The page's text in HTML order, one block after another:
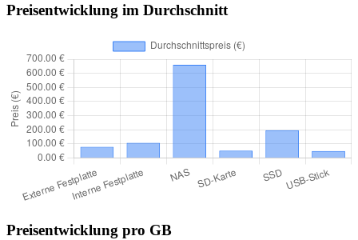
Preisentwicklung im Durchschnitt
Preisentwicklung pro GB